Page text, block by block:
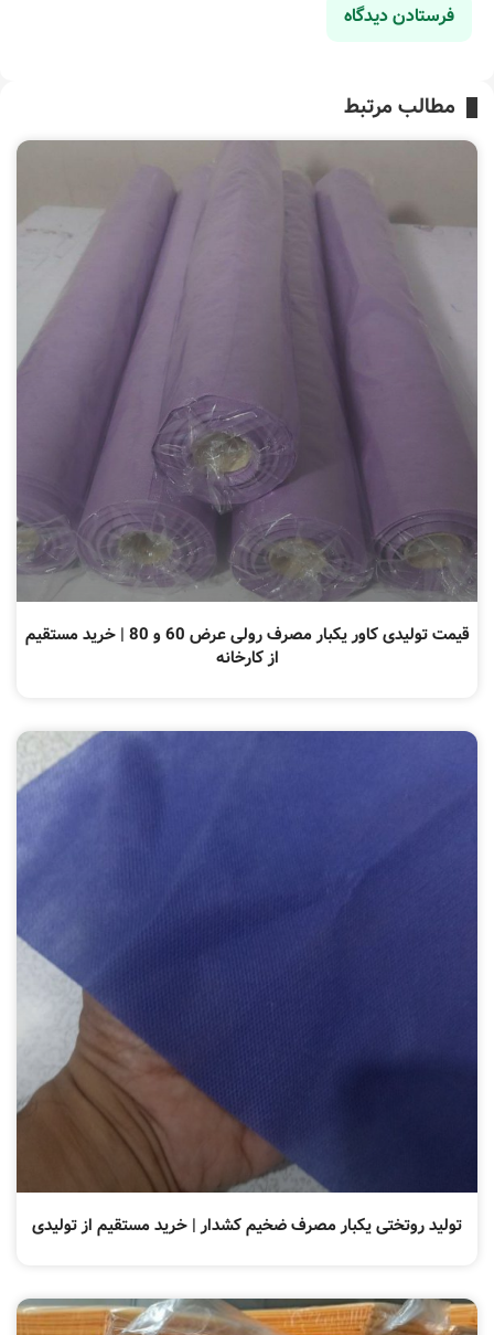
مطالب مرتبط
قیمت تولیدی کاور یکبار مصرف رولی عرض 60 و 80 | خرید مستقیم
از کارخانه
تولید روتختی یکبار مصرف ضخیم کشدار | خرید مستقیم از تولیدی